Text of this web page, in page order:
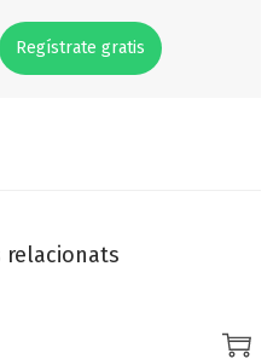
Regístrate gratis
relacionats